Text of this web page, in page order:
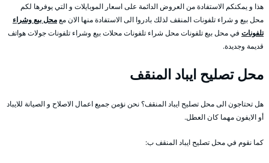
هذا و يمكنكم الاستفادة من العروض الدائمة على اسعار الموبايلات و التي يوفرها لكم
محل بيع و شراء تلفونات المنقف لذلك بادروا الى الاستفادة منها الان معمحل بيع وشراء
تلفونات في محل بيع تلفونات محل شراء تلفونات محلات بيع وشراء تلفونات جولات هواتف
قديمة وجديدة.
محل تصليح ايباد المنقف
هل تحتاجون الى محل تصليح ايباد المنقف؟ نحن نؤمن جميع اعمال الاصلاح و الصيانة للايباد
أو الايفون مهما كان العطل.
كما نقوم في محل تصليح ايباد المنقف ب: